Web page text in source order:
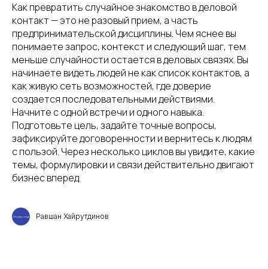
Как превратить случайное знакомство в деловой
контакт — это не разовый прием, а часть
предпринимательской дисциплины. Чем яснее вы
понимаете запрос, контекст и следующий шаг, тем
меньше случайности остается в деловых связях. Вы
начинаете видеть людей не как список контактов, а
как живую сеть возможностей, где доверие
создается последовательными действиями.
Начните с одной встречи и одного навыка.
Подготовьте цель, задайте точные вопросы,
зафиксируйте договоренности и вернитесь к людям
с пользой. Через несколько циклов вы увидите, какие
темы, формулировки и связи действительно двигают
бизнес вперед.
Равшан Хайрутдинов